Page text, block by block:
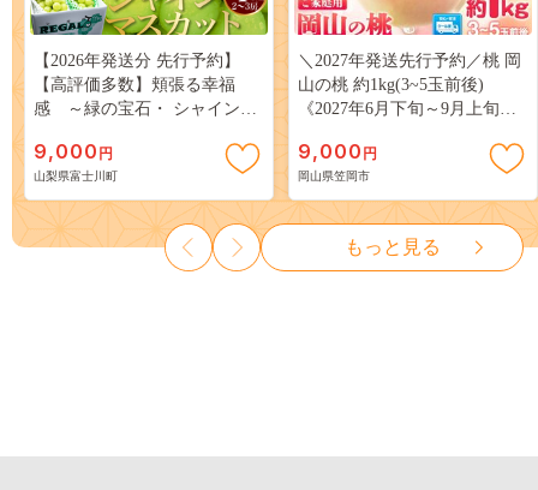
【2026年発送分 先行予約】
【高評価多数】頬張る幸福
感 ～緑の宝石・ シャインマ
３房） フルーツ 山梨県産 果
物 くだもの シャイン マスカ
ット ぶどう ブドウ 葡萄 大粒
種なし 先行予約 富士川町
10000円 一万円 9000円 九千円
9,000 円
山梨県富士川町
＼2027年発送先行予約／桃 岡
山の桃 約1kg(3~5玉前後)
《2027年6月下旬～9月上旬頃
岡山 はくとう スイーツ フル
ーツ 果物 デザート 旬 モモ も
も 先行予約 送料無料 果物 岡
山県 笠岡市 清水白桃 白鳳 白
麗 クール便---
kasaoka_zsy_419_100---
9,000 円
岡山県笠岡市
もっと見る